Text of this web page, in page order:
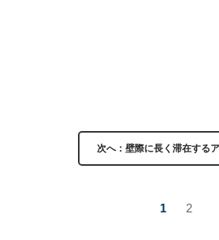
次へ：壁際に長く滞在する
1 2